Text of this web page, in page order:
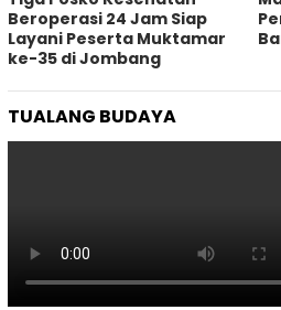
Beroperasi 24 Jam Siap
Layani Peserta Muktamar
ke-35 di Jombang
TUALANG BUDAYA